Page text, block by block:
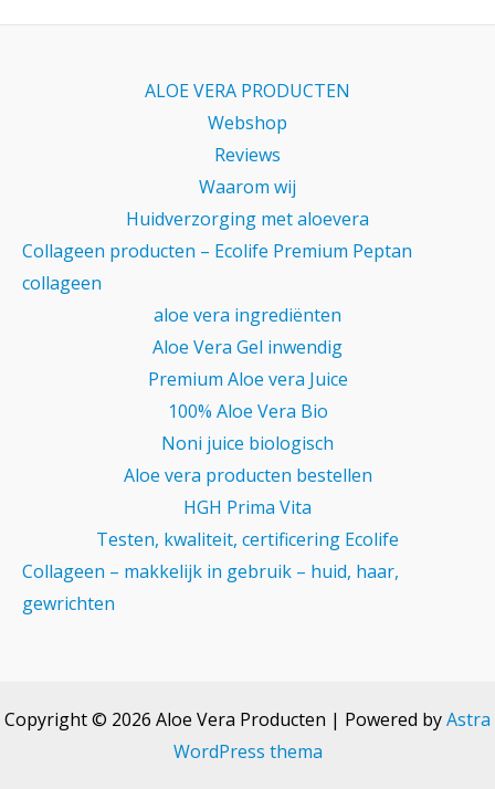
ALOE VERA PRODUCTEN
Webshop
Reviews
Waarom wij
Huidverzorging met aloevera
Collageen producten – Ecolife Premium Peptan
collageen
aloe vera ingrediënten
Aloe Vera Gel inwendig
Premium Aloe vera Juice
100% Aloe Vera Bio
Noni juice biologisch
Aloe vera producten bestellen
HGH Prima Vita
Testen, kwaliteit, certificering Ecolife
Collageen – makkelijk in gebruik – huid, haar,
gewrichten
Copyright © 2026 Aloe Vera Producten | Powered byAstra
WordPress thema